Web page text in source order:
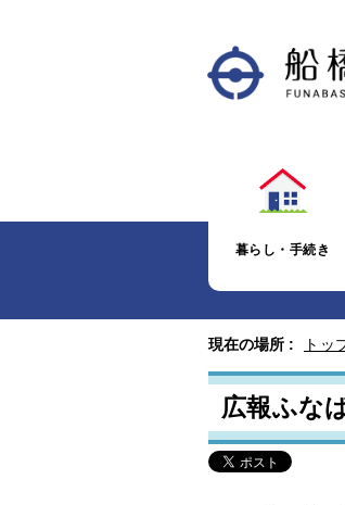
暮らし・手続き
現在の場所 : トッ
広報ふな